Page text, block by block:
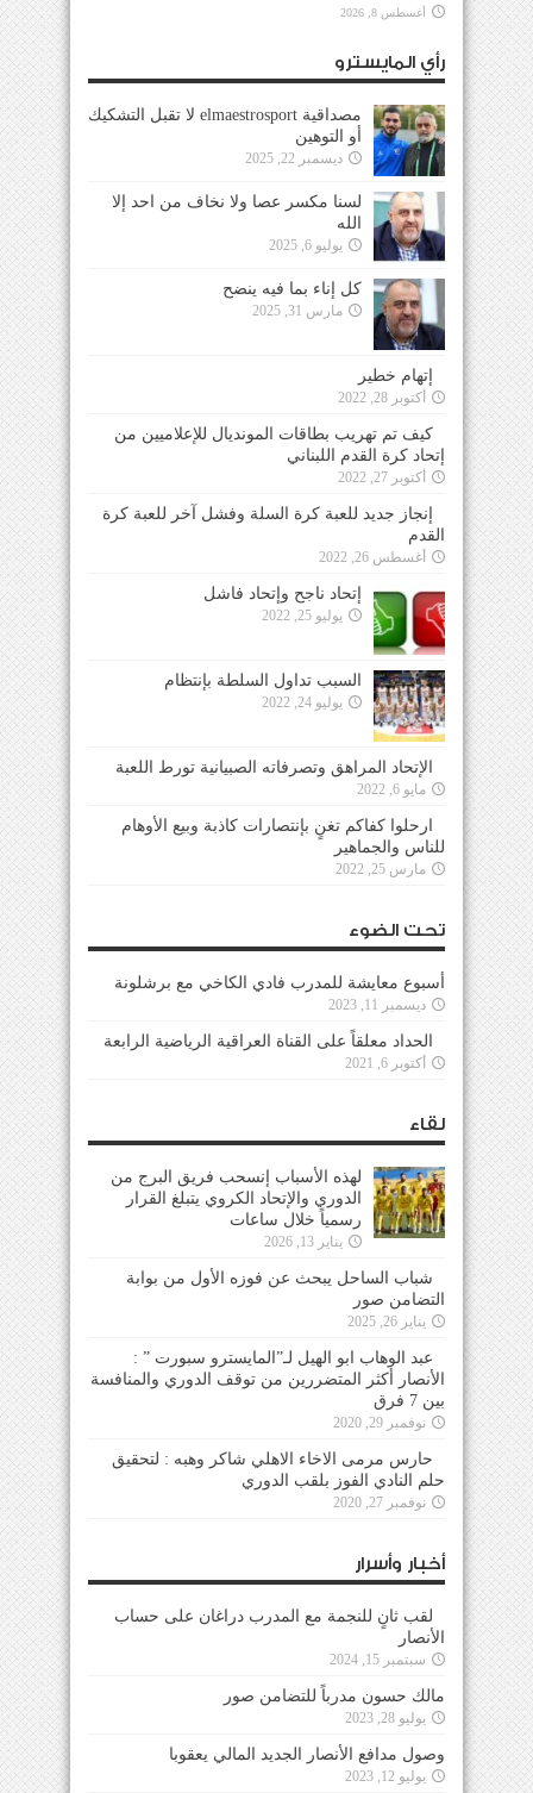
أغسطس 8, 2026
رأي المايسترو
مصداقية elmaestrosport لا تقبل التشكيك
أو التوهين
ديسمبر 22, 2025
لسنا مكسر عصا ولا نخاف من احد إلا
الله
يوليو 6, 2025
كل إناء بما فيه ينضح
مارس 31, 2025
إتهام خطير
أكتوبر 28, 2022
كيف تم تهريب بطاقات المونديال للإعلاميين من
إتحاد كرة القدم اللبناني
أكتوبر 27, 2022
إنجاز جديد للعبة كرة السلة وفشل آخر للعبة كرة
القدم
أغسطس 26, 2022
إتحاد ناجح وإتحاد فاشل
يوليو 25, 2022
السبب تداول السلطة بإنتظام
يوليو 24, 2022
الإتحاد المراهق وتصرفاته الصبيانية تورط اللعبة
مايو 6, 2022
ارحلوا كفاكم تغنٍ بإنتصارات كاذبة وبيع الأوهام
للناس والجماهير
مارس 25, 2022
تحت الضوء
أسبوع معايشة للمدرب فادي الكاخي مع برشلونة
ديسمبر 11, 2023
الحداد معلقاً على القناة العراقية الرياضية الرابعة
أكتوبر 6, 2021
لقاء
لهذه الأسباب إنسحب فريق البرج من
الدوري والإتحاد الكروي يتبلغ القرار
رسمياً خلال ساعات
يناير 13, 2026
شباب الساحل يبحث عن فوزه الأول من بوابة
التضامن صور
يناير 26, 2025
عبد الوهاب ابو الهيل لـ”المايسترو سبورت ” :
الأنصار أكثر المتضررين من توقف الدوري والمنافسة
بين 7 فرق
نوفمبر 29, 2020
حارس مرمى الاخاء الاهلي شاكر وهبه : لتحقيق
حلم النادي الفوز بلقب الدوري
نوفمبر 27, 2020
أخبار وأسرار
لقب ثانٍ للنجمة مع المدرب دراغان على حساب
الأنصار
سبتمبر 15, 2024
مالك حسون مدرباً للتضامن صور
يوليو 28, 2023
وصول مدافع الأنصار الجديد المالي يعقوبا
يوليو 12, 2023